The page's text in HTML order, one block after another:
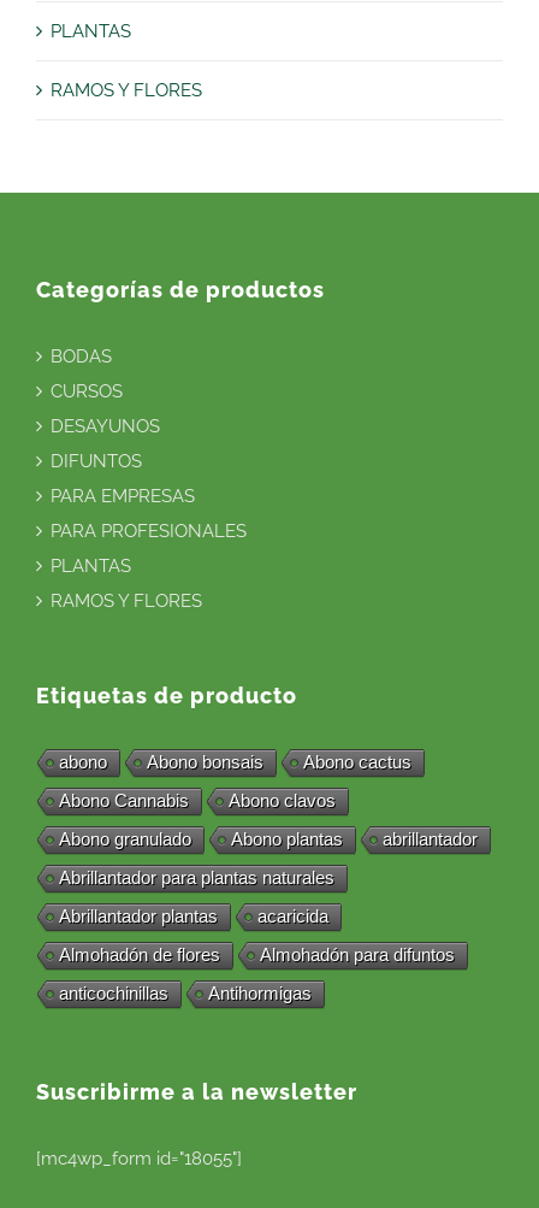
PLANTAS
RAMOS Y FLORES
Categorías de productos
BODAS
CURSOS
DESAYUNOS
DIFUNTOS
PARA EMPRESAS
PARA PROFESIONALES
PLANTAS
RAMOS Y FLORES
Etiquetas de producto
abono Abono bonsais
Abono cactus
Abono Cannabis
Abono clavos
Abono granulado
Abono plantas
abrillantador
Abrillantador para plantas naturales
Abrillantador plantas
acaricida
Almohadón de flores
Almohadón para difuntos
anticochinillas
Antihormigas
Suscribirme a la newsletter
[mc4wp_form id="18055"]